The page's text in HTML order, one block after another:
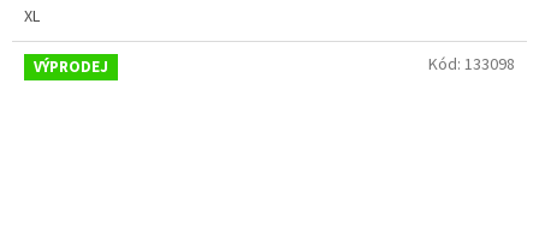
XL
VÝPRODEJ Kód: 133098